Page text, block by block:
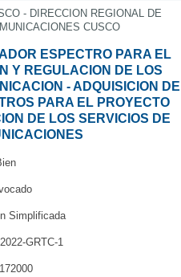
- DIRECCION REGIONAL DE
CUSCO
ESPECTRO PARA EL
Y REGULACION DE LOS
- ADQUISICION DE
PARA EL PROYECTO
DE LOS SERVICIOS DE
Simplificada
GRTC-1